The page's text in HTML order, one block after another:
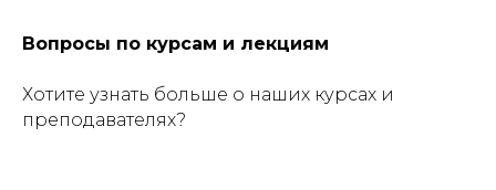
Вопросы по курсам и лекциям
Хотите узнать больше о наших курсах и
преподавателях?